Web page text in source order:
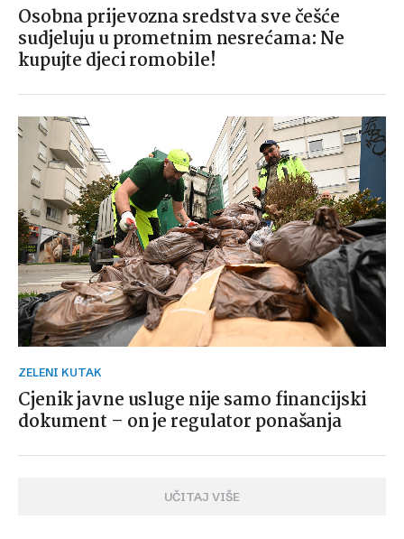
Osobna prijevozna sredstva sve češće
sudjeluju u prometnim nesrećama: Ne
kupujte djeci romobile!
ZELENI KUTAK
Cjenik javne usluge nije samo financijski
dokument – on je regulator ponašanja
UČITAJ VIŠE